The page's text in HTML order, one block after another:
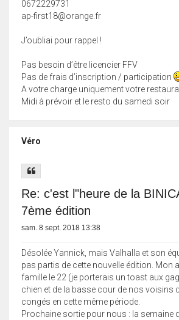
0672229731
ap-first18@orange.fr
J’oubliai pour rappel !
Pas besoin d’être licencier FFV
Pas de frais d’inscription / participation
A votre charge uniquement votre
Midi à prévoir et le resto du samedi soir
Véro
Re: c'est l"heure de la
7ème édition
sam. 8 sept. 2018 13:38
Désolée Yannick, mais Valhalla et son
pas partis de cette nouvelle édition. Mon
famille le 22 (je porterais un toast aux
chien et de la basse cour de nos voisins
congés en cette même période.
Prochaine sortie pour nous : la semaine